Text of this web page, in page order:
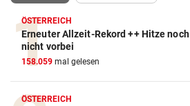
ÖSTERREICH
Erneuter Allzeit-Rekord ++ Hitze noch
nicht vorbei
158.059 mal gelesen
ÖSTERREICH